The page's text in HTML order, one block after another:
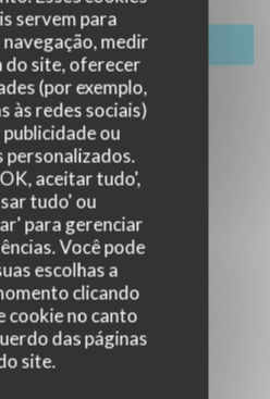
servem para
navegação, medir
do site, oferecer
(por exemplo,
às redes sociais)
ou
personalizados.
aceitar tudo',
tudo' ou
para gerenciar
Você pode
escolhas a
clicando
cookie no canto
das páginas
site.
UMA MESA